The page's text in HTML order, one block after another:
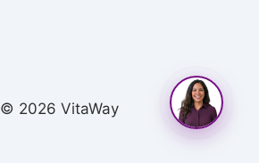
© 2026 VitaWay